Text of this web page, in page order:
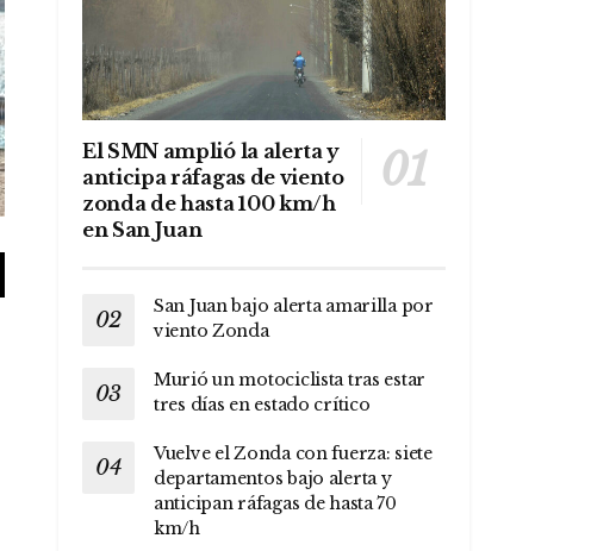
El SMN amplió la alerta y
anticipa ráfagas de viento
zonda de hasta 100 km/h
en San Juan
San Juan bajo alerta amarilla por
viento Zonda
Murió un motociclista tras estar
tres días en estado crítico
Vuelve el Zonda con fuerza: siete
departamentos bajo alerta y
anticipan ráfagas de hasta 70
km/h